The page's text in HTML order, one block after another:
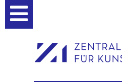
Werkzeuge